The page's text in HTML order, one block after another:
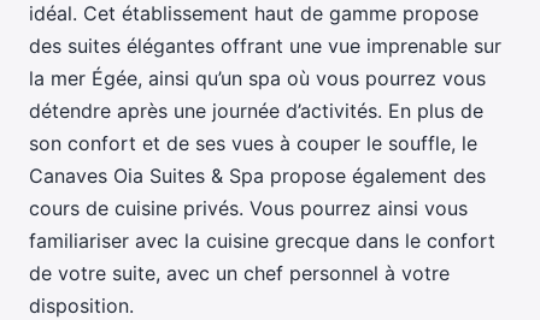
idéal. Cet établissement haut de gamme propose
des suites élégantes offrant une vue imprenable sur
la mer Égée, ainsi qu’un spa où vous pourrez vous
détendre après une journée d’activités. En plus de
son confort et de ses vues à couper le souffle, le
Canaves Oia Suites & Spa propose également des
cours de cuisine privés. Vous pourrez ainsi vous
familiariser avec la cuisine grecque dans le confort
de votre suite, avec un chef personnel à votre
disposition.